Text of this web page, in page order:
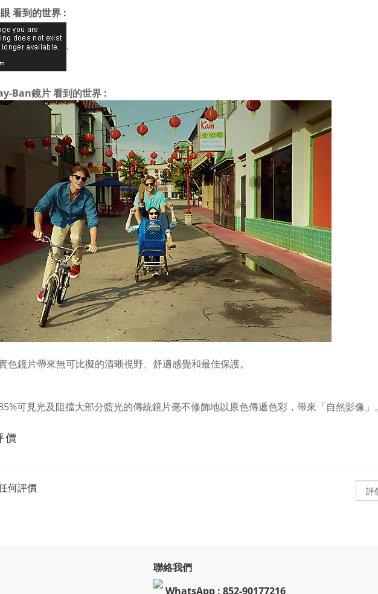
看到的世界 :
.
Ban鏡片 看到的世界 :
色鏡片帶來無可比擬的清晰視野、舒適感覺和最佳保護。
可見光及阻擋大部分藍光的傳統鏡片毫不修飾地以原色傳遞色彩，帶來「自然影像」。
價
何評價
聯絡我們
WhatsApp : 852-90177216